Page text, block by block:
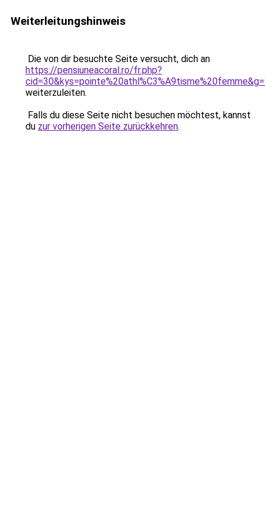
Weiterleitungshinweis
Die von dir besuchte Seite versucht, dich an
https://pensiuneacoral.ro/fr.php?
weiterzuleiten.
Falls du diese Seite nicht besuchen möchtest, kannst
du zur vorherigen Seite zurückkehren.